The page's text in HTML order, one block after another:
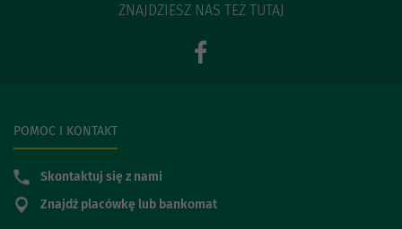
ZNAJDZIESZ NAS TEŻ TUTAJ
POMOC I KONTAKT
Skontaktuj się z nami
Znajdź placówkę lub bankomat